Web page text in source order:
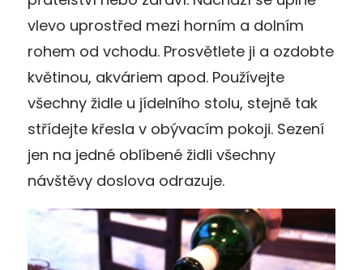
vlevo uprostřed mezi horním a dolním
rohem od vchodu. Prosvětlete ji a ozdobte
květinou, akváriem apod. Používejte
všechny židle u jídelního stolu, stejně tak
střídejte křesla v obývacím pokoji. Sezení
jen na jedné oblíbené židli všechny
návštěvy doslova odrazuje.